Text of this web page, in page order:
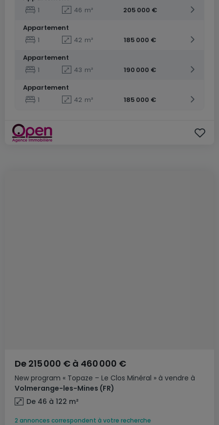
1
46 m²
205 000 €
Appartement
1
42 m²
185 000 €
Appartement
1
43 m²
190 000 €
Appartement
1
42 m² 185 000 €
New program « Topaze – Le Clos Minéral » à vendre à
Volmerange-les-Mines (FR)
De 215 000 € à 460 000 €
De 46 à 122 m²
2 annonces correspondent à votre recherche